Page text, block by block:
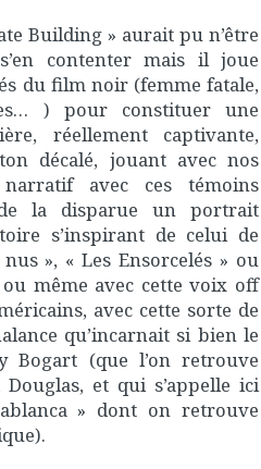
Building » aurait pu n’être
contenter mais il joue
du film noir (femme fatale,
) pour constituer une
réellement captivante,
décalé, jouant avec nos
avec ces témoins
la disparue un portrait
s’inspirant de celui de
», « Les Ensorcelés » ou
même avec cette voix off
avec cette sorte de
qu’incarnait si bien le
Bogart (que l’on retrouve
et qui s’appelle ici
» dont on retrouve